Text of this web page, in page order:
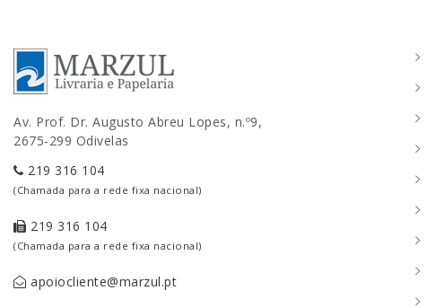
Av. Prof. Dr. Augusto Abreu Lopes, n.º9,
2675-299 Odivelas
219 316 104
(Chamada para a rede fixa nacional)
219 316 104
(Chamada para a rede fixa nacional)
apoiocliente@marzul.pt